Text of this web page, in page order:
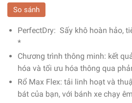
So sánh
PerfectDry: Sấy khô hoàn hảo,
*
Chương trình thông minh: kết
hóa và tối ưu hóa thông qua
Rổ Max Flex: tải linh hoạt và
bát của bạn, với bánh xe chạy